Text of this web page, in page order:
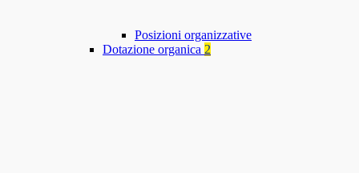
Posizioni organizzative
Dotazione organica 2